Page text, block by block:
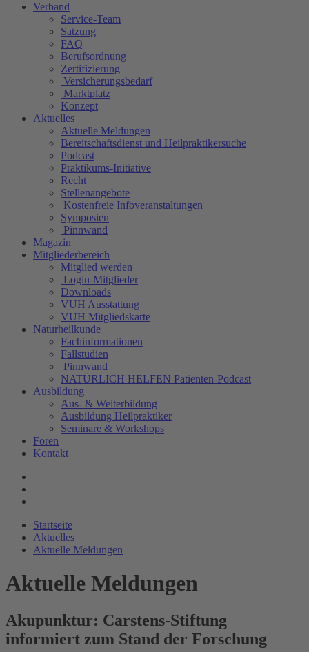
Verband
Service-Team
Satzung
FAQ
Berufsordnung
Zertifizierung
Versicherungsbedarf
Marktplatz
Konzept
Aktuelles
Aktuelle Meldungen
Bereitschaftsdienst und Heilpraktikersuche
Podcast
Praktikums-Initiative
Recht
Stellenangebote
Kostenfreie Infoveranstaltungen
Symposien
Pinnwand
Magazin
Mitgliederbereich
Mitglied werden
Login-Mitglieder
Downloads
VUH Ausstattung
VUH Mitgliedskarte
Naturheilkunde
Fachinformationen
Fallstudien
Pinnwand
NATÜRLICH HELFEN Patienten-Podcast
Ausbildung
Aus- & Weiterbildung
Ausbildung Heilpraktiker
Seminare & Workshops
Foren
Kontakt
Startseite
Aktuelles
Aktuelle Meldungen
Aktuelle Meldungen
Akupunktur: Carstens-Stiftung
informiert zum Stand der Forschung